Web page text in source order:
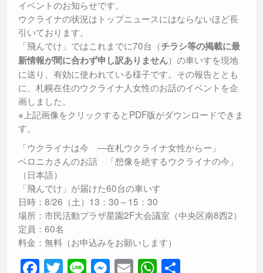
イベントのお知らせです。
ウクライナの状況はトップニュースにはならないほど長
引いております。
「飛んでけ」ではこれまでに70台（チラシ等の掲載に最
新情報が間に合わず申し訳ありません）の車いすを現地
に送り、有効に使われている様子です。その報告ととも
に、札幌在住のウクライナ人女性のお話のイベントを企
画しました。
※上記画像をクリックするとPDF版がダウンロードできま
す。
「ウクライナは今 ―在札ウクライナ女性からー」
ベロニカさんのお話 「想像を絶するウクライナの今」
（日本語）
「飛んでけ」が届けた60台の車いす
日時：8/26（土）13：30～15：30
場所：市民活動プラザ星園2F大会議室（中央区南8西2）
定員：60名
料金：無料（お申込みをお願いします）